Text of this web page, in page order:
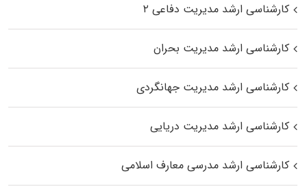
کارشناسی ارشد مدیریت دفاعی ۲
کارشناسی ارشد مدیریت بحران
کارشناسی ارشد مدیریت جهانگردی
کارشناسی ارشد مدیریت دریایی
کارشناسی ارشد مدرسی معارف اسلامی